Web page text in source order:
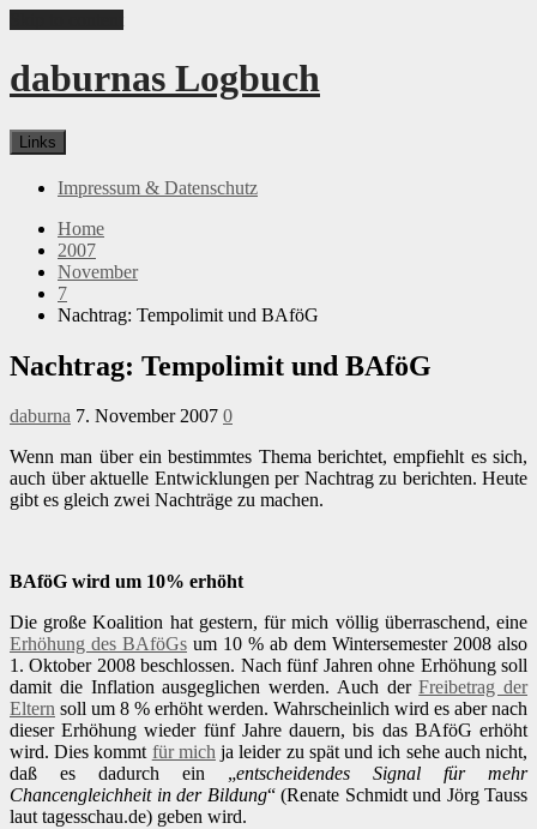
daburnas Logbuch
Links
Impressum & Datenschutz
Home
2007
November
7
Nachtrag: Tempolimit und BAföG
Nachtrag: Tempolimit und BAföG
daburna 7. November 2007 0
Wenn man über ein bestimmtes Thema berichtet, empfiehlt es sich,
auch über aktuelle Entwicklungen per Nachtrag zu berichten. Heute
gibt es gleich zwei Nachträge zu machen.
BAföG wird um 10% erhöht
Die große Koalition hat gestern, für mich völlig überraschend, eine
Erhöhung des BAföGs um 10 % ab dem Wintersemester 2008 also
1. Oktober 2008 beschlossen. Nach fünf Jahren ohne Erhöhung soll
damit die Inflation ausgeglichen werden. Auch derFreibetrag der
Eltern soll um 8 % erhöht werden. Wahrscheinlich wird es aber nach
dieser Erhöhung wieder fünf Jahre dauern, bis das BAföG erhöht
wird. Dies kommt für michja leider zu spät und ich sehe auch nicht,
daß es dadurch ein „entscheidendes Signal für mehr
Chancengleichheit in der Bildung“ (Renate Schmidt und Jörg Tauss
laut tagesschau.de) geben wird.